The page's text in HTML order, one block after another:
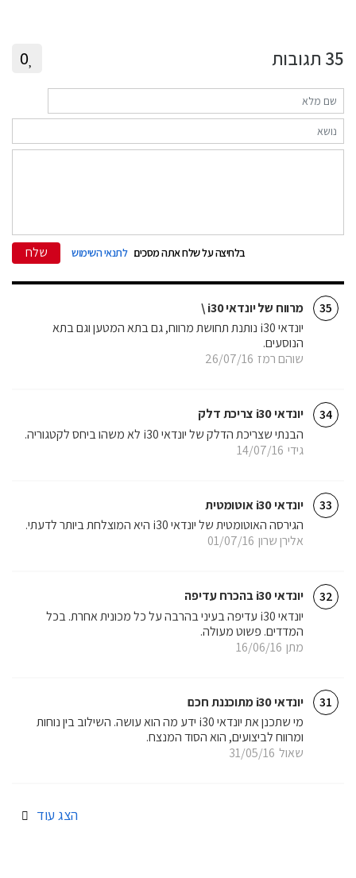
35 תגובות 0
בלחיצה על שלח אתה מסכים לתנאי השימוש שלח
35 מרווח של יונדאי i30 \
שוהם רמז 26/07/16
יונדאי i30 נותנת תחושת מרווח, גם בתא המטען וגם בתא
הנוסעים.
34 יונדאי i30 צריכת דלק
גידי 14/07/16
הבנתי שצריכת הדלק של יונדאי i30 לא משהו ביחס לקטגוריה.
33 יונדאי i30 אוטומטית
אלירן שרון 01/07/16
הגירסה האוטומטית של יונדאי i30 היא המוצלחת ביותר לדעתי.
32 יונדאי i30 בהכרח עדיפה
מתן 16/06/16
יונדאי i30 עדיפה בעיני בהרבה על כל מכונית אחרת. בכל
המדדים. פשוט מעולה.
31 יונדאי i30 מתוכננת חכם
שאול 31/05/16
מי שתכנן את יונדאי i30 ידע מה הוא עושה. השילוב בין נוחות
ומרווח לביצועים, הוא הסוד המנצח.
הצג עוד